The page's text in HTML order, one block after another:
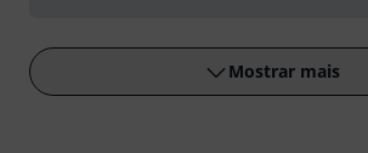
Mostrar mais